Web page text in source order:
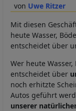
Uwe Ritzer
Mit diesen
heute Wasser,
entscheidet über
Wer heute
entscheidet über
noch erhitzte
Autos geführt
unserer